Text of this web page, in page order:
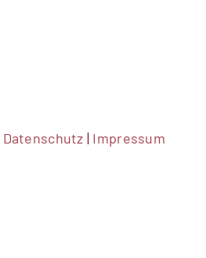
Datenschutz | Impressum